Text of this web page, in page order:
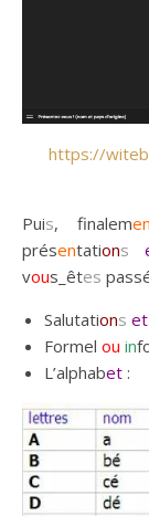
https://
Puis, finalem
présentations
vous_êtes
Salutations et
Formel ou in
L’alphabet :